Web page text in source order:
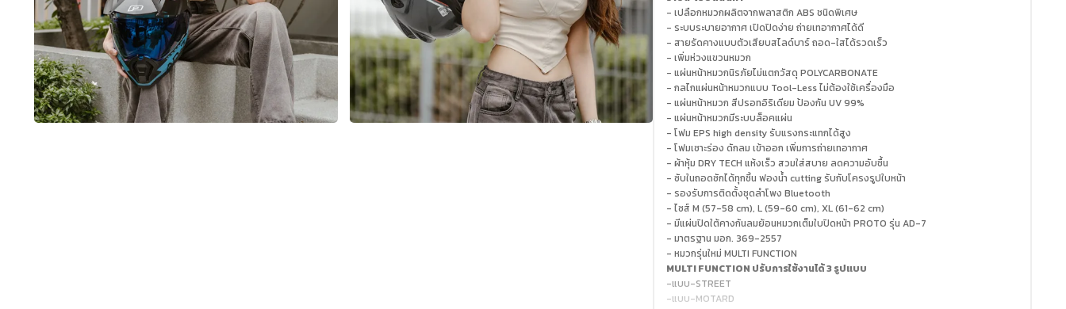
- เปลือกหมวกผลิตจากพลาสติก ABS ชนิดพิเศษ
- ระบบระบายอากาศ เปิดปิดง่าย ถ่ายเทอากาศได้ดี
- สายรัดคางแบบตัวเสียบสไลด์บาร์ ถอด-ใสได้รวดเร็ว
- เพิ่มห่วงแขวนหมวก
- แผ่นหน้าหมวกนิรภัยไม่แตกวัสดุ POLYCARBONATE
- กลไกแผ่นหน้าหมวกแบบ Tool-Less ไม่ต้องใช้เครื่องมือ
- แผ่นหน้าหมวก สีปรอทอิริเดียม ป้องกัน UV 99%
- แผ่นหน้าหมวกมีระบบล็อคแผ่น
- โฟม EPS high density รับแรงกระแทกได้สูง
- โฟมเซาะร่อง ดักลม เข้าออก เพิ่มการถ่ายเทอากาศ
- ผ้าหุ้ม DRY TECH แห้งเร็ว สวมใส่สบาย ลดความอับชื้น
- ซับในถอดซักได้ทุกชิ้น ฟองน้ำ cutting รับกับโครงรูปใบหน้า
- รองรับการติดตั้งชุดลำโพง Bluetooth
- ไซส์ M (57-58 cm), L (59-60 cm), XL (61-62 cm)
- มีแผ่นปิดใต้คางกันลมย้อนหมวกเต็มใบปิดหน้า PROTO รุ่น AD-7
- มาตรฐาน มอก. 369-2557
- หมวกรุ่นใหม่ MULTI FUNCTION
MULTI FUNCTION ปรับการใช้งานได้ 3 รูปแบบ
-แบบ-STREET
-แบบ-MOTARD